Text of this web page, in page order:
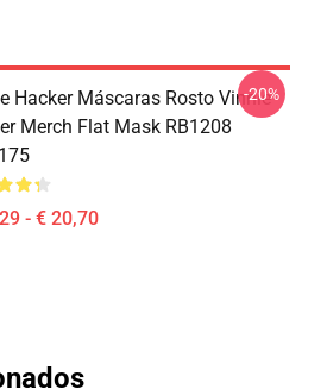
Hacker Máscaras Rosto Vinnie
Merch Flat Mask RB1208
- € 20,70
-20%